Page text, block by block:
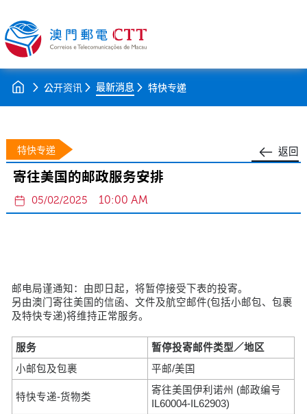
公开资讯 最新消息 特快专递
返回
特快专递
寄往美国的邮政服务安排
05/02/2025 10:00 AM
邮电局谨通知：由即日起，将暂停接受下表的投寄。
另由澳门寄往美国的信函、文件及航空邮件(包括小邮包、包裹
及特快专递)将维持正常服务。
服务
暂停投寄邮件类型／地区
小邮包及包裹
平邮/美国
特快专递-货物类
寄往美国伊利诺州 (邮政编号
IL60004-IL62903)